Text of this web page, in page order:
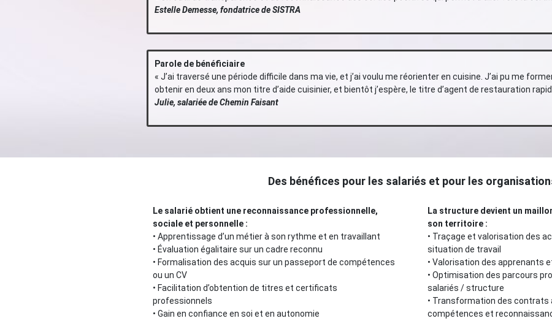
Estelle Demesse, fondatrice de SISTRA
Parole de bénéficiaire
« J’ai traversé une période difficile dans ma vie, et j’ai voulu me réorienter en cuisine. J’ai pu me
obtenir en deux ans mon titre d’aide cuisinier, et bientôt j’espère, le titre d’agent de restauration
Julie, salariée de Chemin Faisant
Des bénéfices pour les salariés et pour les
Le salarié obtient une reconnaissance professionnelle,
sociale et personnelle :
• Apprentissage d’un métier à son rythme et en travaillant
• Évaluation égalitaire sur un cadre reconnu
• Formalisation des acquis sur un passeport de compétences
ou un CV
• Facilitation d’obtention de titres et certificats
professionnels
• Gain en confiance en soi et en autonomie
La structure devient un
son territoire :
• Traçage et valorisation des
situation de travail
• Valorisation des apprenants
• Optimisation des parcours
salariés / structure
• Transformation des contrats
compétences et